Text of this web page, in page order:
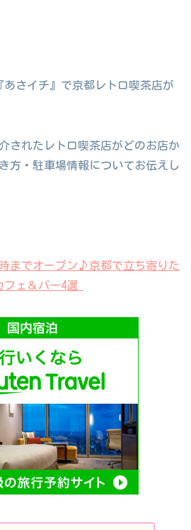
あさイチ』で京都レトロ喫茶店が
されたレトロ喫茶店がどのお店か
方・駐車場情報についてお伝えし
までオープン♪京都で立ち寄りた
フェ＆バー4選